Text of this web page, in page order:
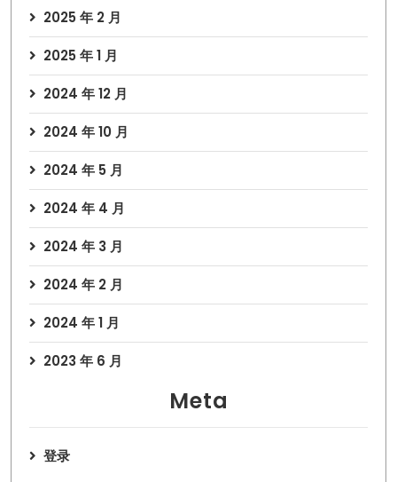
2025 年 2 月
2025 年 1 月
2024 年 12 月
2024 年 10 月
2024 年 5 月
2024 年 4 月
2024 年 3 月
2024 年 2 月
2024 年 1 月
2023 年 6 月
Meta
登录